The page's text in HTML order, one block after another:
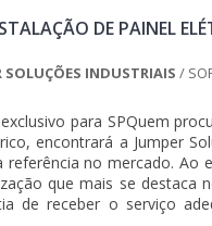
e atendimento
DE CALDEIRAS A
garantir qualidade para
caldeiras a vapor
DE PAINEL
SOLUÇÕES INDUSTRIAIS /
para SPQuem
encontrará a Jumper
referência no mercado. Ao
que mais se destaca
de receber o serviço